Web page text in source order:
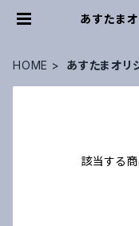
あすたま
HOME あすたまオリ
該当する商